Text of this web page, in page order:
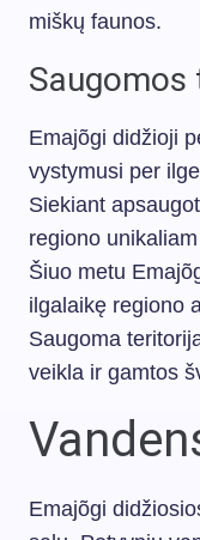
miškų faunos.
Emajõgi didžioji
vystymusi per
Siekiant
regiono
Šiuo metu
ilgalaikę regiono
Saugoma
veikla ir gamtos
Emajõgi